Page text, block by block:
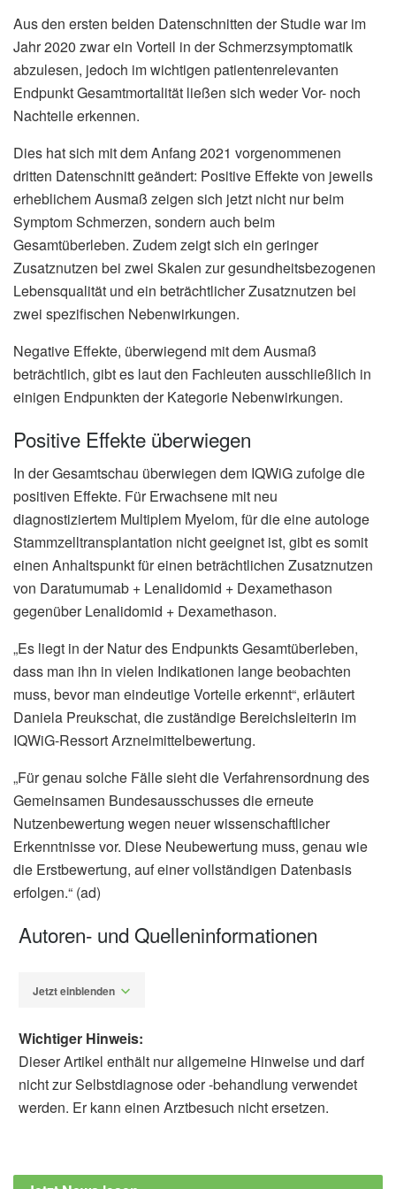
Aus den ersten beiden Datenschnitten der Studie war im
Jahr 2020 zwar ein Vorteil in der Schmerzsymptomatik
abzulesen, jedoch im wichtigen patientenrelevanten
Endpunkt Gesamtmortalität ließen sich weder Vor- noch
Nachteile erkennen.
Dies hat sich mit dem Anfang 2021 vorgenommenen
dritten Datenschnitt geändert: Positive Effekte von jeweils
erheblichem Ausmaß zeigen sich jetzt nicht nur beim
Symptom Schmerzen, sondern auch beim
Gesamtüberleben. Zudem zeigt sich ein geringer
Zusatznutzen bei zwei Skalen zur gesundheitsbezogenen
Lebensqualität und ein beträchtlicher Zusatznutzen bei
zwei spezifischen Nebenwirkungen.
Negative Effekte, überwiegend mit dem Ausmaß
beträchtlich, gibt es laut den Fachleuten ausschließlich in
einigen Endpunkten der Kategorie Nebenwirkungen.
Positive Effekte überwiegen
In der Gesamtschau überwiegen dem IQWiG zufolge die
positiven Effekte. Für Erwachsene mit neu
diagnostiziertem Multiplem Myelom, für die eine autologe
Stammzelltransplantation nicht geeignet ist, gibt es somit
einen Anhaltspunkt für einen beträchtlichen Zusatznutzen
von Daratumumab + Lenalidomid + Dexamethason
gegenüber Lenalidomid + Dexamethason.
„Es liegt in der Natur des Endpunkts Gesamtüberleben,
dass man ihn in vielen Indikationen lange beobachten
muss, bevor man eindeutige Vorteile erkennt“, erläutert
Daniela Preukschat, die zuständige Bereichsleiterin im
IQWiG-Ressort Arzneimittelbewertung.
„Für genau solche Fälle sieht die Verfahrensordnung des
Gemeinsamen Bundesausschusses die erneute
Nutzenbewertung wegen neuer wissenschaftlicher
Erkenntnisse vor. Diese Neubewertung muss, genau wie
die Erstbewertung, auf einer vollständigen Datenbasis
erfolgen.“ (ad)
Autoren- und Quelleninformationen
Jetzt einblenden
Gesundheitswesen: Daratumumab bei
Wichtiger Hinweis:
Dieser Artikel enthält nur allgemeine Hinweise und darf
nicht zur Selbstdiagnose oder -behandlung verwendet
werden. Er kann einen Arztbesuch nicht ersetzen.